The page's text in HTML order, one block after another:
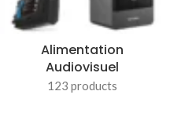
Alimentation
Audiovisuel
123 products